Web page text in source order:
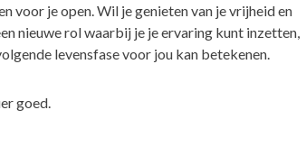
voor je open. Wil je genieten van je vrijheid en
nieuwe rol waarbij je je ervaring kunt inzetten,
levensfase voor jou kan betekenen.
goed.